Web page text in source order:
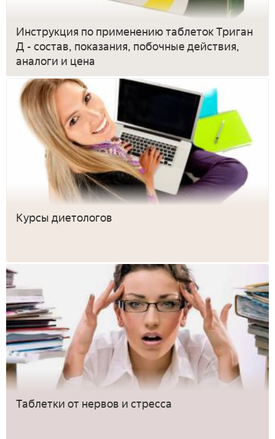
Инструкция по применению таблеток Триган
Д - состав, показания, побочные действия,
аналоги и цена
Курсы диетологов
Таблетки от нервов и стресса